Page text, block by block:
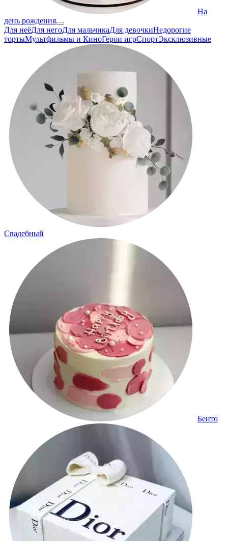
На
день рождения
Для неёДля негоДля мальчикаДля девочкиНедорогие
тортыМультфильмы и КиноГерои игрСпортЭксклюзивные
Свадебный
Бенто